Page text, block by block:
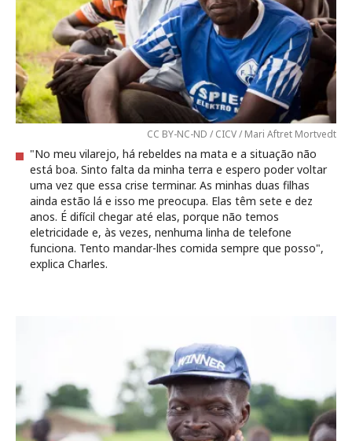
CC BY-NC-ND / CICV / Mari Aftret Mortvedt
"No meu vilarejo, há rebeldes na mata e a situação não
está boa. Sinto falta da minha terra e espero poder voltar
uma vez que essa crise terminar. As minhas duas filhas
ainda estão lá e isso me preocupa. Elas têm sete e dez
anos. É difícil chegar até elas, porque não temos
eletricidade e, às vezes, nenhuma linha de telefone
funciona. Tento mandar-lhes comida sempre que posso",
explica Charles.